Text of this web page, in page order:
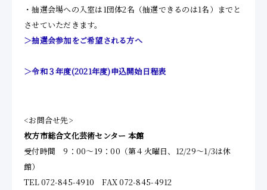
・抽選会場への入室は1団体2名（抽選できるのは1名）までと
させていただきます。
＞抽選会参加をご希望される方へ
＞令和３年度(2021年度)申込開始日程表
<お問合せ先>
枚方市総合文化芸術センター 本館
受付時間 9：00～19：00（第４火曜日、12/29～1/3は休
館）
TEL 072-845-4910 FAX 072-845-4912